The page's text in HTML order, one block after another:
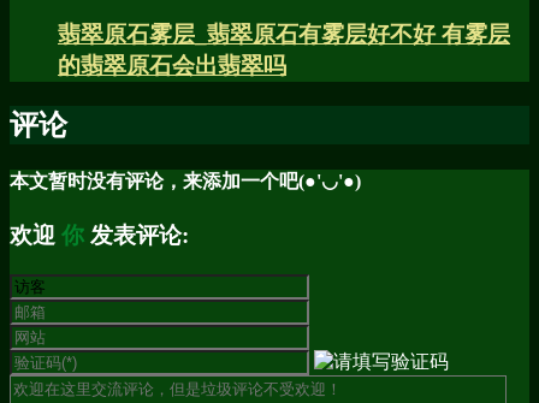
翡翠原石雾层_翡翠原石有雾层好不好 有雾层
的翡翠原石会出翡翠吗
评论
本文暂时没有评论，来添加一个吧(●'◡'●)
欢迎 你 发表评论: